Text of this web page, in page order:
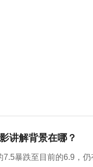
讲解背景在哪？
7.5暴跌至目前的6.9，